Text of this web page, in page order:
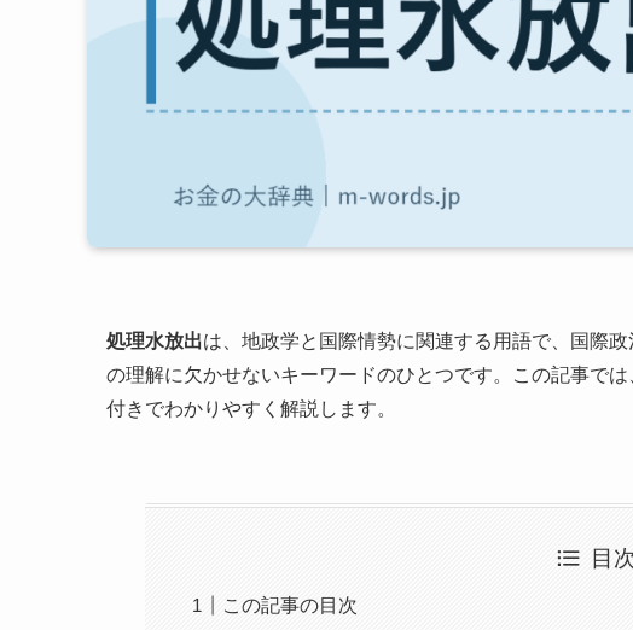
処理水放出は、地政学と国際情勢に関連する用語で、国際
の理解に欠かせないキーワードのひとつです。この記事で
付きでわかりやすく解説します。
目次
この記事の目次